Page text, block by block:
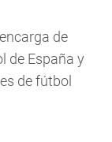
de
de España y
de fútbol